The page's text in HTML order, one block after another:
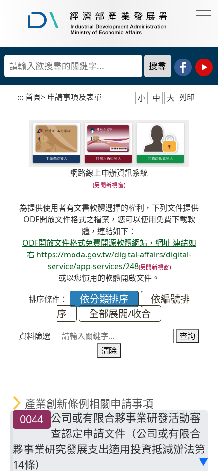
到
主
要
內
容
塊
濟
部
業
發
::: 首頁> 申請事項及表單 小 中 大 列印
網路線上申辦資訊系統
為提供使用者有文書軟體選擇的權利，下列文件提供
ODF開放文件格式之檔案，您可以使用免費下載軟
體，連結如下：
ODF開放文件格式免費開源軟體網站，網址 連結如
右 https://moda.gov.tw/digital-affairs/digital-
service/app-services/248
或以您慣用的軟體開啟文件。
排序條件：
依分類排序
依編號排
序
全部展開/收合
資料篩選：
查詢
清除
產業創新條例相關申請事項
0044 公司或有限合夥事業研發活動審
查認定申請文件（公司或有限合
夥事業研究發展支出適用投資抵減辦法第
14條）
▶